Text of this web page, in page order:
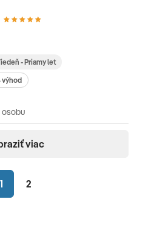
- Priamy let
výhod
osobu
1 2
viac